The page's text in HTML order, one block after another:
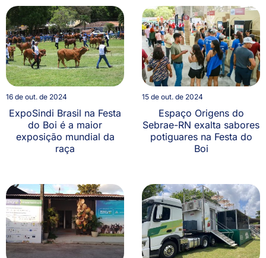
16 de out. de 2024
ExpoSindi Brasil na Festa
do Boi é a maior
exposição mundial da
raça
15 de out. de 2024
Espaço Origens do
Sebrae-RN exalta sabores
potiguares na Festa do
Boi